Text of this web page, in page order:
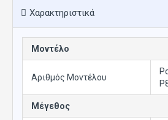
Χαρακτηριστικά
Μοντέλο
Αριθμός Μοντέλου
Μέγεθος